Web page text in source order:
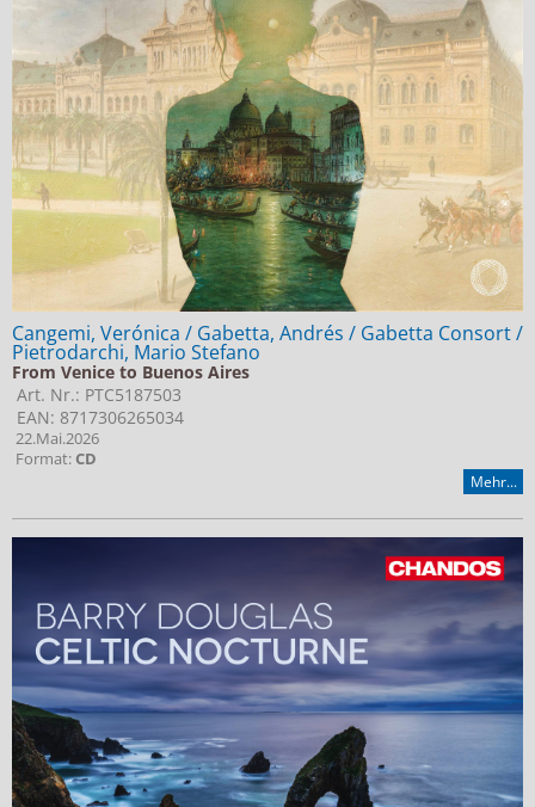
Cangemi, Verónica / Gabetta, Andrés / Gabetta Consort /
Pietrodarchi, Mario Stefano
From Venice to Buenos Aires
Art. Nr.: PTC5187503
EAN: 8717306265034
22.Mai.2026
Format:CD
Mehr...